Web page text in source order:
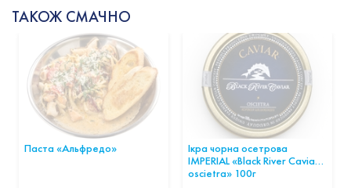
ТАКОЖ СМАЧНО
Паста «Альфредо»
Ікра чорна осетрова
IMPERIAL «Black River Caviar
oscietra» 100г